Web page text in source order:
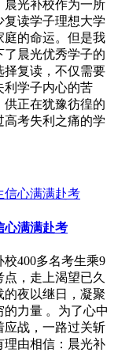
晨光补校作为一所
复读学子理想大学
庭的命运。但是我
晨光优秀学子的
择复读，不仅需要
利学子内心的苦
供正在犹豫彷徨的
考失利之痛的学
心满满赴考
400多名考生乘9
，走上渴望已久
的夜以继日，凝聚
力量 。为了心中
应战，一路过关斩
理由相信：晨光补